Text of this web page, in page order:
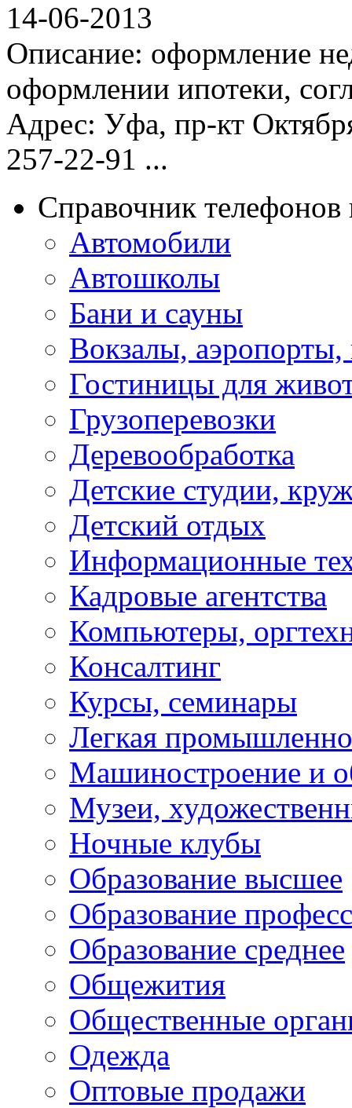
14-06-2013
Описание: оформление
оформлении ипотеки,
Адрес: Уфа, пр-кт
257-22-91 ...
Справочник
Автомобили
Автошколы
Бани и сауны
Вокзалы,
Гостиницы для
Грузоперевозки
Деревообработка
Детские студии,
Детский отдых
Информационные
Кадровые агентства
Компьютеры,
Консалтинг
Курсы, семинары
Легкая
Машиностроение и
Музеи,
Ночные клубы
Образование высшее
Образование
Образование среднее
Общежития
Общественные
Одежда
Оптовые продажи